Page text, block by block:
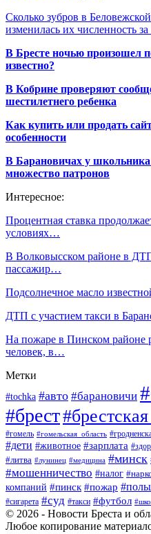
Сколько зубров в
изменилась их численность за
В Бресте ночью произошел
известно?
В Кобрине проверяют
шестилетнего ребенка
Как купить или продать
особенности
В Барановичах у школьника
множество патронов
Интересное:
Процентная ставка
условиях…
В Волковысском районе в
пассажир…
Подсолнечное масло
ДТП с участием такси в
На пожаре в Пинском районе
человек, в…
Метки
#tochka #авто #барановичи
#брест
#гомель #гомельская_область
#дети #животное #зарплата
#литва #лунинец #медицина #минск
#мошенничество #налог
компаний #пинск #пожар
#сигарета #суд #такси #футбол
© 2026 - Новости Бреста и
Любое копирование